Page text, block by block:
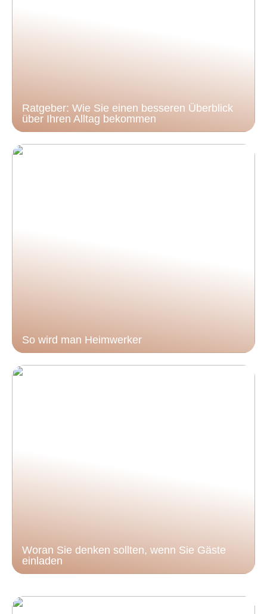
Ratgeber: Wie Sie einen besseren Überblick
über Ihren Alltag bekommen
So wird man Heimwerker
Woran Sie denken sollten, wenn Sie Gäste
einladen